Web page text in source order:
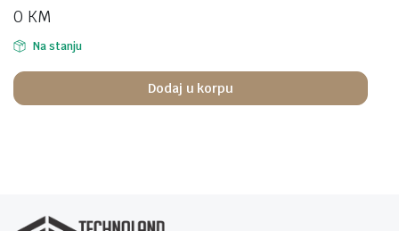
0 KM
Na stanju
Dodaj u korpu